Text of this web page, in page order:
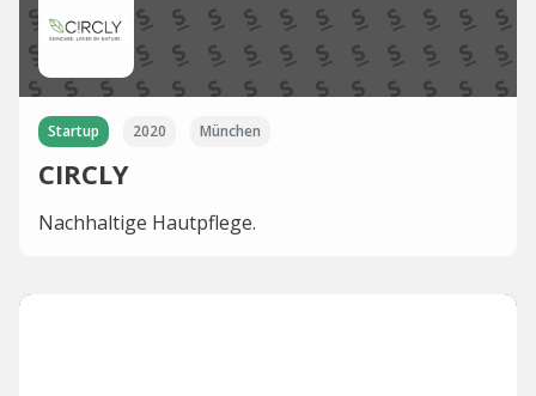
Startup 2020 München
CIRCLY
Nachhaltige Hautpflege.